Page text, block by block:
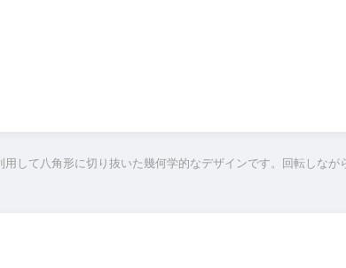
用して八角形に切り抜いた幾何学的なデザインです。回転しな